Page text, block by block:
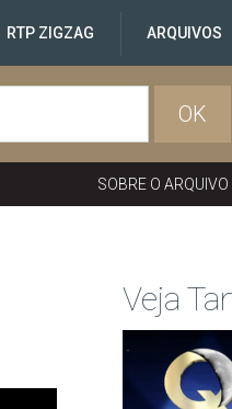
RTP ZIGZAG ARQUIVOS
OK
SOBRE O ARQUIVO
Veja